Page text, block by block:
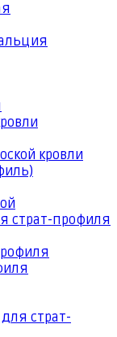
кровли
страт-профиля
страт-